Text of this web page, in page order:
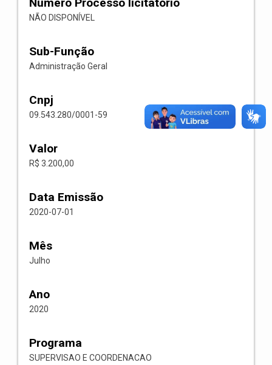
NÃO DISPONÍVEL
Sub-Função
Administração Geral
Cnpj
09.543.280/0001-59
Valor
R$ 3.200,00
Data Emissão
2020-07-01
Mês
Julho
Ano
2020
Programa
SUPERVISAO E COORDENACAO